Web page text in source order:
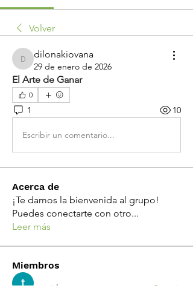
Volver
dilonakiovana
dilonakiovana
29 de enero de 2026
El Arte de Ganar
0
1 10
Escribir un comentario...
Acerca de
¡Te damos la bienvenida al grupo!
Puedes conectarte con otro...
Leer más
Miembros
tanvi k
Seguir